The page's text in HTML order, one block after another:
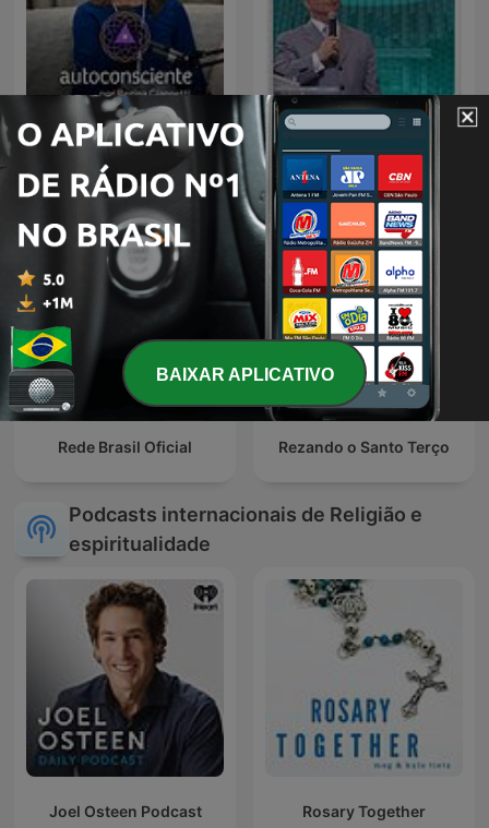
Autoconsciente Podcast |
Vida interior
Igreja Evangélica Cristo
Vive - Ap. Miguel Ângelo
Rede Brasil Oficial Rezando o Santo Terço
Podcasts internacionais de Religião e
espiritualidade
Joel Osteen Podcast Rosary Together
BAIXAR APLICATIVO